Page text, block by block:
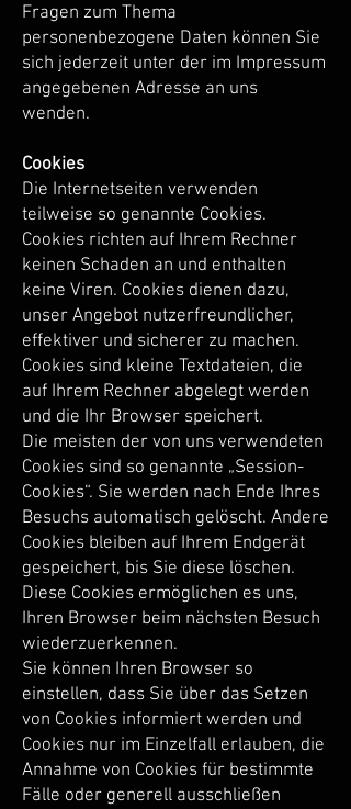
Fragen zum Thema
personenbezogene Daten können Sie
sich jederzeit unter der im Impressum
angegebenen Adresse an uns
wenden.
Cookies
Die Internetseiten verwenden
teilweise so genannte Cookies.
Cookies richten auf Ihrem Rechner
keinen Schaden an und enthalten
keine Viren. Cookies dienen dazu,
unser Angebot nutzerfreundlicher,
effektiver und sicherer zu machen.
Cookies sind kleine Textdateien, die
auf Ihrem Rechner abgelegt werden
und die Ihr Browser speichert.
Die meisten der von uns verwendeten
Cookies sind so genannte „Session-
Cookies“. Sie werden nach Ende Ihres
Besuchs automatisch gelöscht. Andere
Cookies bleiben auf Ihrem Endgerät
gespeichert, bis Sie diese löschen.
Diese Cookies ermöglichen es uns,
Ihren Browser beim nächsten Besuch
wiederzuerkennen.
Sie können Ihren Browser so
einstellen, dass Sie über das Setzen
von Cookies informiert werden und
Cookies nur im Einzelfall erlauben, die
Annahme von Cookies für bestimmte
Fälle oder generell ausschließen